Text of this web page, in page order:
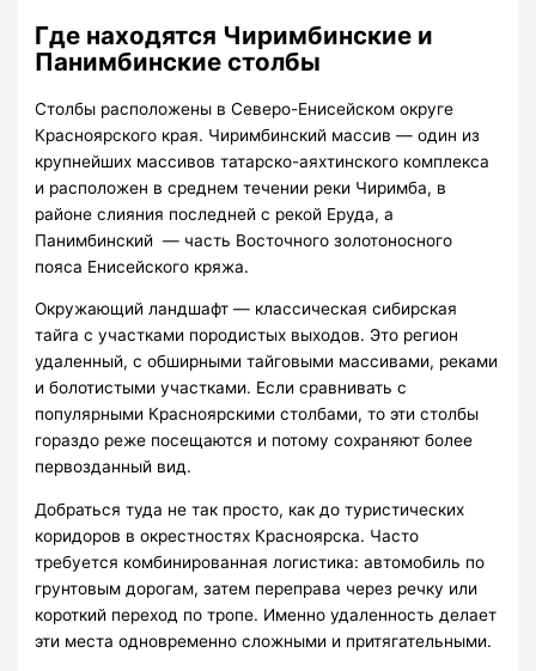
Где находятся Чиримбинские и
Панимбинские столбы
Столбы расположены в Северо-Енисейском округе
Красноярского края. Чиримбинский массив — один из
крупнейших массивов татарско-аяхтинского комплекса
и расположен в среднем течении реки Чиримба, в
районе слияния последней с рекой Еруда, а
Панимбинский — часть Восточного золотоносного
пояса Енисейского кряжа.
Окружающий ландшафт — классическая сибирская
тайга с участками породистых выходов. Это регион
удаленный, с обширными тайговыми массивами, реками
и болотистыми участками. Если сравнивать с
популярными Красноярскими столбами, то эти столбы
гораздо реже посещаются и потому сохраняют более
первозданный вид.
Добраться туда не так просто, как до туристических
коридоров в окрестностях Красноярска. Часто
требуется комбинированная логистика: автомобиль по
грунтовым дорогам, затем переправа через речку или
короткий переход по тропе. Именно удаленность делает
эти места одновременно сложными и притягательными.